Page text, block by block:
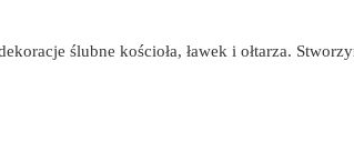
ślubne kościoła, ławek i ołtarza.